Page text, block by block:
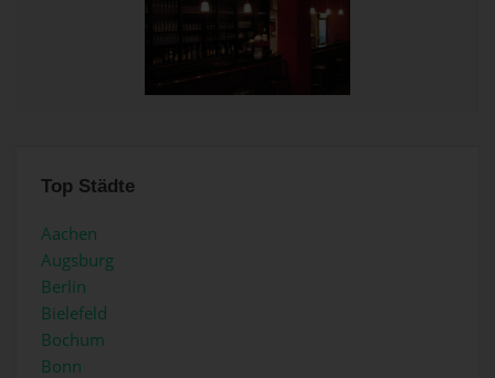
Top Städte
Aachen
Augsburg
Berlin
Bielefeld
Bochum
Bonn